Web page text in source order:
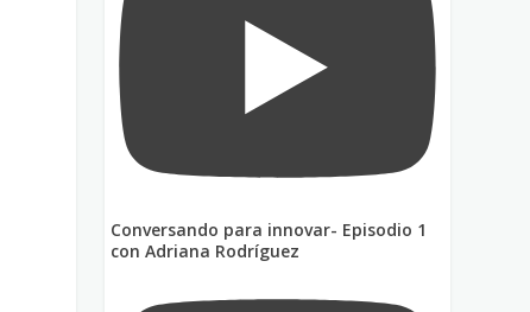
Conversando para innovar- Episodio 1
con Adriana Rodríguez